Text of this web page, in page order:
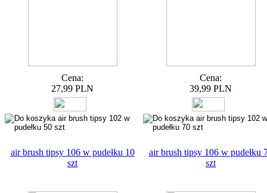
Cena:
27,99 PLN
Cena:
39,99 PLN
air brush tipsy 106 w pudełku 10
szt
air brush tipsy 106 w pudełku
szt